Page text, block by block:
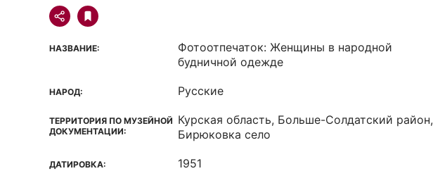
НАЗВАНИЕ:
Фотоотпечаток: Женщины в народной
будничной одежде
НАРОД: Русские
ТЕРРИТОРИЯ ПО МУЗЕЙНОЙ
ДОКУМЕНТАЦИИ:
Курская область, Больше-Солдатский район,
Бирюковка село
ДАТИРОВКА: 1951